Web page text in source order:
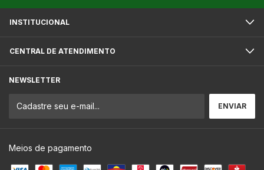
INSTITUCIONAL
CENTRAL DE ATENDIMENTO
NEWSLETTER
Meios de pagamento